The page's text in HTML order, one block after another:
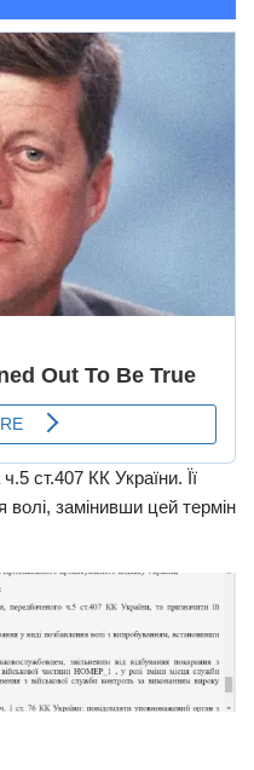
ст.407 КК України. Її
волі, замінивши цей термін